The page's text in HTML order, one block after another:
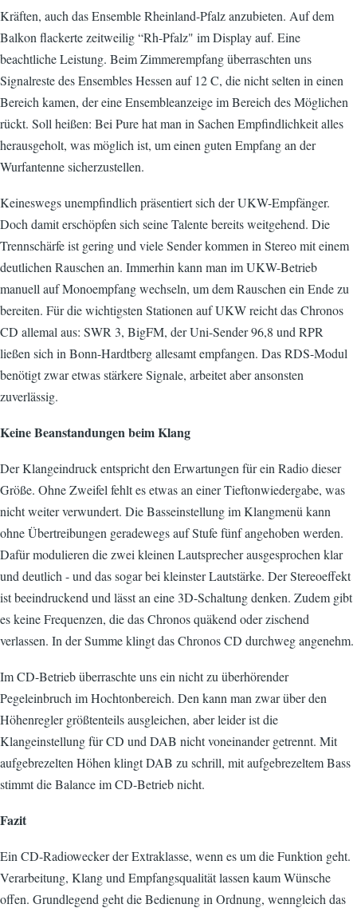
Kräften, auch das Ensemble Rheinland-Pfalz anzubieten. Auf dem
Balkon flackerte zeitweilig “Rh-Pfalz" im Display auf. Eine
beachtliche Leistung. Beim Zimmerempfang überraschten uns
Signalreste des Ensembles Hessen auf 12 C, die nicht selten in einen
Bereich kamen, der eine Ensembleanzeige im Bereich des Möglichen
rückt. Soll heißen: Bei Pure hat man in Sachen Empfindlichkeit alles
herausgeholt, was möglich ist, um einen guten Empfang an der
Wurfantenne sicherzustellen.
Keineswegs unempfindlich präsentiert sich der UKW-Empfänger.
Doch damit erschöpfen sich seine Talente bereits weitgehend. Die
Trennschärfe ist gering und viele Sender kommen in Stereo mit einem
deutlichen Rauschen an. Immerhin kann man im UKW-Betrieb
manuell auf Monoempfang wechseln, um dem Rauschen ein Ende zu
bereiten. Für die wichtigsten Stationen auf UKW reicht das Chronos
CD allemal aus: SWR 3, BigFM, der Uni-Sender 96,8 und RPR
ließen sich in Bonn-Hardtberg allesamt empfangen. Das RDS-Modul
benötigt zwar etwas stärkere Signale, arbeitet aber ansonsten
zuverlässig.
Keine Beanstandungen beim Klang
Der Klangeindruck entspricht den Erwartungen für ein Radio dieser
Größe. Ohne Zweifel fehlt es etwas an einer Tieftonwiedergabe, was
nicht weiter verwundert. Die Basseinstellung im Klangmenü kann
ohne Übertreibungen geradewegs auf Stufe fünf angehoben werden.
Dafür modulieren die zwei kleinen Lautsprecher ausgesprochen klar
und deutlich - und das sogar bei kleinster Lautstärke. Der Stereoeffekt
ist beeindruckend und lässt an eine 3D-Schaltung denken. Zudem gibt
es keine Frequenzen, die das Chronos quäkend oder zischend
verlassen. In der Summe klingt das Chronos CD durchweg angenehm.
Im CD-Betrieb überraschte uns ein nicht zu überhörender
Pegeleinbruch im Hochtonbereich. Den kann man zwar über den
Höhenregler größtenteils ausgleichen, aber leider ist die
Klangeinstellung für CD und DAB nicht voneinander getrennt. Mit
aufgebrezelten Höhen klingt DAB zu schrill, mit aufgebrezeltem Bass
stimmt die Balance im CD-Betrieb nicht.
Fazit
Ein CD-Radiowecker der Extraklasse, wenn es um die Funktion geht.
Verarbeitung, Klang und Empfangsqualität lassen kaum Wünsche
offen. Grundlegend geht die Bedienung in Ordnung, wenngleich das